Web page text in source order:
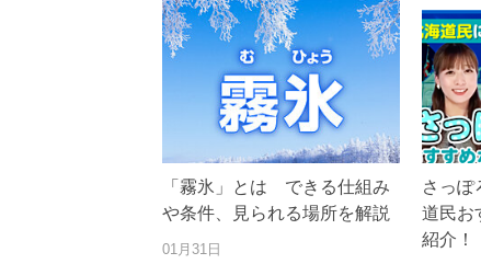
「霧氷」とは できる仕組み
や条件、見られる場所を解説
01月31日
さっ
道民お
紹介！